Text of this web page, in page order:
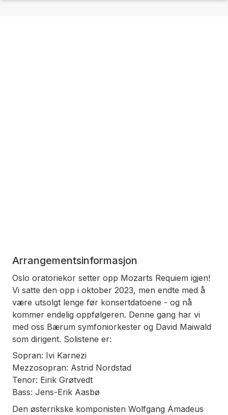
Arrangementsinformasjon
Oslo oratoriekor setter opp Mozarts Requiem igjen!
Vi satte den opp i oktober 2023, men endte med å
være utsolgt lenge før konsertdatoene - og nå
kommer endelig oppfølgeren. Denne gang har vi
med oss Bærum symfoniorkester og David Maiwald
som dirigent. Solistene er:
Sopran: Ivi Karnezi
Mezzosopran: Astrid Nordstad
Tenor: Eirik Grøtvedt
Bass: Jens-Erik Aasbø
Den østerrikske komponisten Wolfgang Amadeus